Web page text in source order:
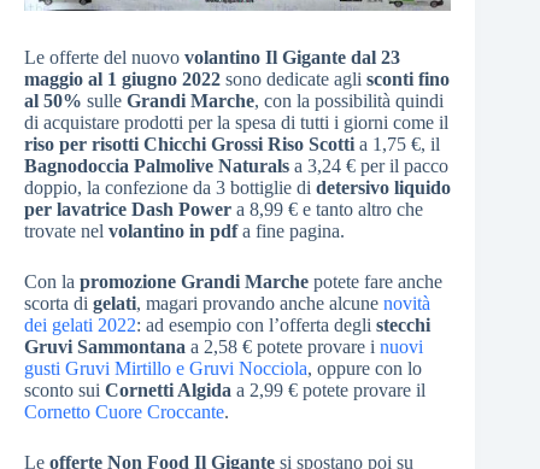
Le offerte del nuovo volantino Il Gigante dal 23
maggio al 1 giugno 2022 sono dedicate agli sconti fino
al 50% sulle Grandi Marche, con la possibilità quindi
di acquistare prodotti per la spesa di tutti i giorni come il
riso per risotti Chicchi Grossi Riso Scotti a 1,75 €, il
Bagnodoccia Palmolive Naturals a 3,24 € per il pacco
doppio, la confezione da 3 bottiglie di detersivo liquido
per lavatrice Dash Power a 8,99 € e tanto altro che
trovate nel volantino in pdfa fine pagina.
Con la promozione Grandi Marche potete fare anche
scorta di gelati, magari provando anche alcune novità
dei gelati 2022: ad esempio con l’offerta degli stecchi
Gruvi Sammontana a 2,58 € potete provare i nuovi
gusti Gruvi Mirtillo e Gruvi Nocciola, oppure con lo
sconto sui Cornetti Algida a 2,99 € potete provare il
Cornetto Cuore Croccante.
Le offerte Non Food Il Gigante si spostano poi su